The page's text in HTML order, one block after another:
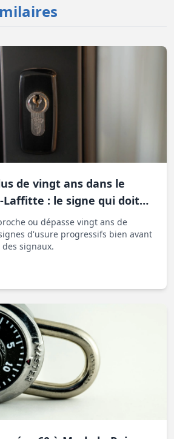
de vingt ans dans le
Laffitte : le signe qui doit
panneou dépasse vingt ans de
d'usure progressifs bien avant
signaux.